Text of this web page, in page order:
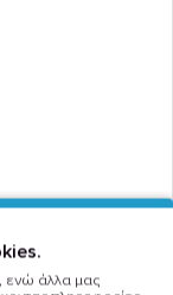
ενώ άλλα μας